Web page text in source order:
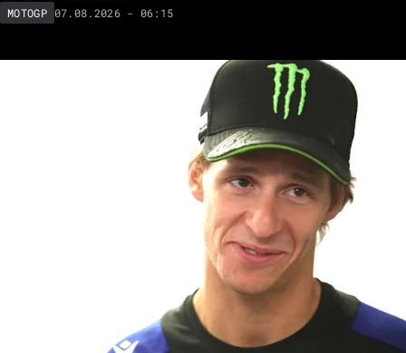
MOTOGP 07.08.2026 - 06:15